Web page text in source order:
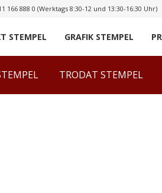
166 888 0 (Werktags 8:30-12 und 13:30-16:30 Uhr)
STEMPEL GRAFIK STEMPEL
TRODAT STEMPEL